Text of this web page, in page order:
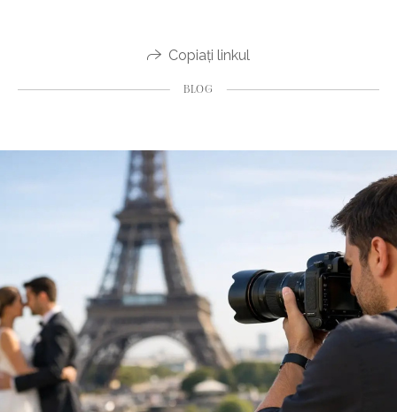
Copiați linkul
BLOG